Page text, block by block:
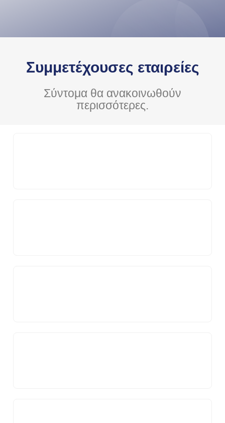
Συμμετέχουσες εταιρείες
Σύντομα θα ανακοινωθούν
περισσότερες.​